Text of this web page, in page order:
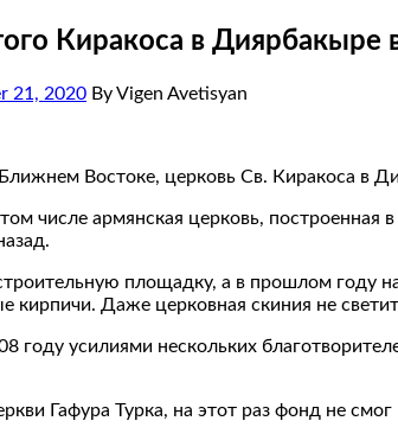
Киракоса в Диярбакыре
21, 2020 By Vigen Avetisyan
Востоке, церковь Св. Киракоса в
числе армянская церковь,
площадку, а в прошлом году
кирпичи. Даже церковная скиния не
году усилиями нескольких
Гафура Турка, на этот раз фонд не